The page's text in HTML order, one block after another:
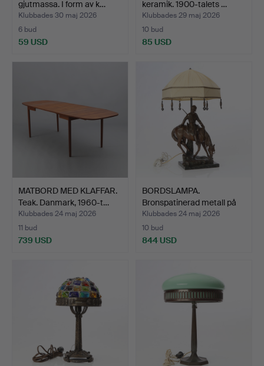
gjutmassa. I form av k…
Klubbades 30 maj 2026
6 bud
59 USD
keramik. 1900-talets …
Klubbades 29 maj 2026
10 bud
85 USD
MATBORD MED KLAFFAR.
Teak. Danmark, 1960-t…
Klubbades 24 maj 2026
11 bud
739 USD
BORDSLAMPA.
Bronspatinerad metall på
marmo…
Klubbades 24 maj 2026
10 bud
844 USD